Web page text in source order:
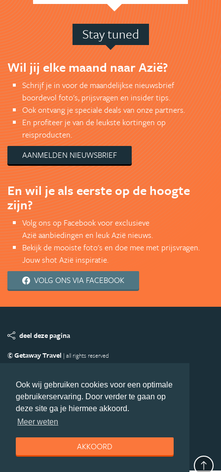
Ook wij gebruiken cookies voor een optimale
gebruikerservaring. Door verder te gaan op
deze site ga je hiermee akkoord.
Meer weten
AKKOORD
Stay tuned
Wil jij elke maand naar Azië?
Schrijf je in voor de maandelijkse nieuwsbrief
boordevol foto's, prijsvragen en insider tips.
Ook ontvang je speciale deals van onze partners.
En profiteer je van de leukste kortingen op
reisproducten.
AANMELDEN NIEUWSBRIEF
En wil je als eerste op de hoogte
zijn?
Volg ons op Facebook voor exclusieve
Azië aanbiedingen en leuk Azië nieuws.
Bekijk de mooiste foto's en doe mee met prijsvragen.
Jouw shot Azië inspiratie.
VOLG ONS VIA FACEBOOK
deel deze pagina
© Getaway Travel | all rights reserved
Copyright
Privacy statement Disclaimer
Cookies
Volg Azie.nl
Nieuwsbrief
Facebook